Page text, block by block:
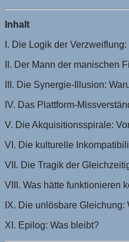
Inhalt
I. Die Logik der
II. Der Mann der manischen
III. Die Synergie-Illusion:
IV. Das Plattform-
V. Die Akquisitionsspirale:
VI. Die kulturelle
VII. Die Tragik der
VIII. Was hätte funktionieren
IX. Die unlösbare
XI. Epilog: Was bleibt?